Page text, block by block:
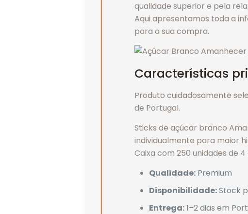
qualidade superior e pela
Aqui apresentamos toda a
para a sua compra.
Características
Produto cuidadosamente
de Portugal.
Sticks de açúcar branco
individualmente para maior
Caixa com 250 unidades de 4
Qualidade: Premium
Disponibilidade:Stock
Entrega:1–2 dias em